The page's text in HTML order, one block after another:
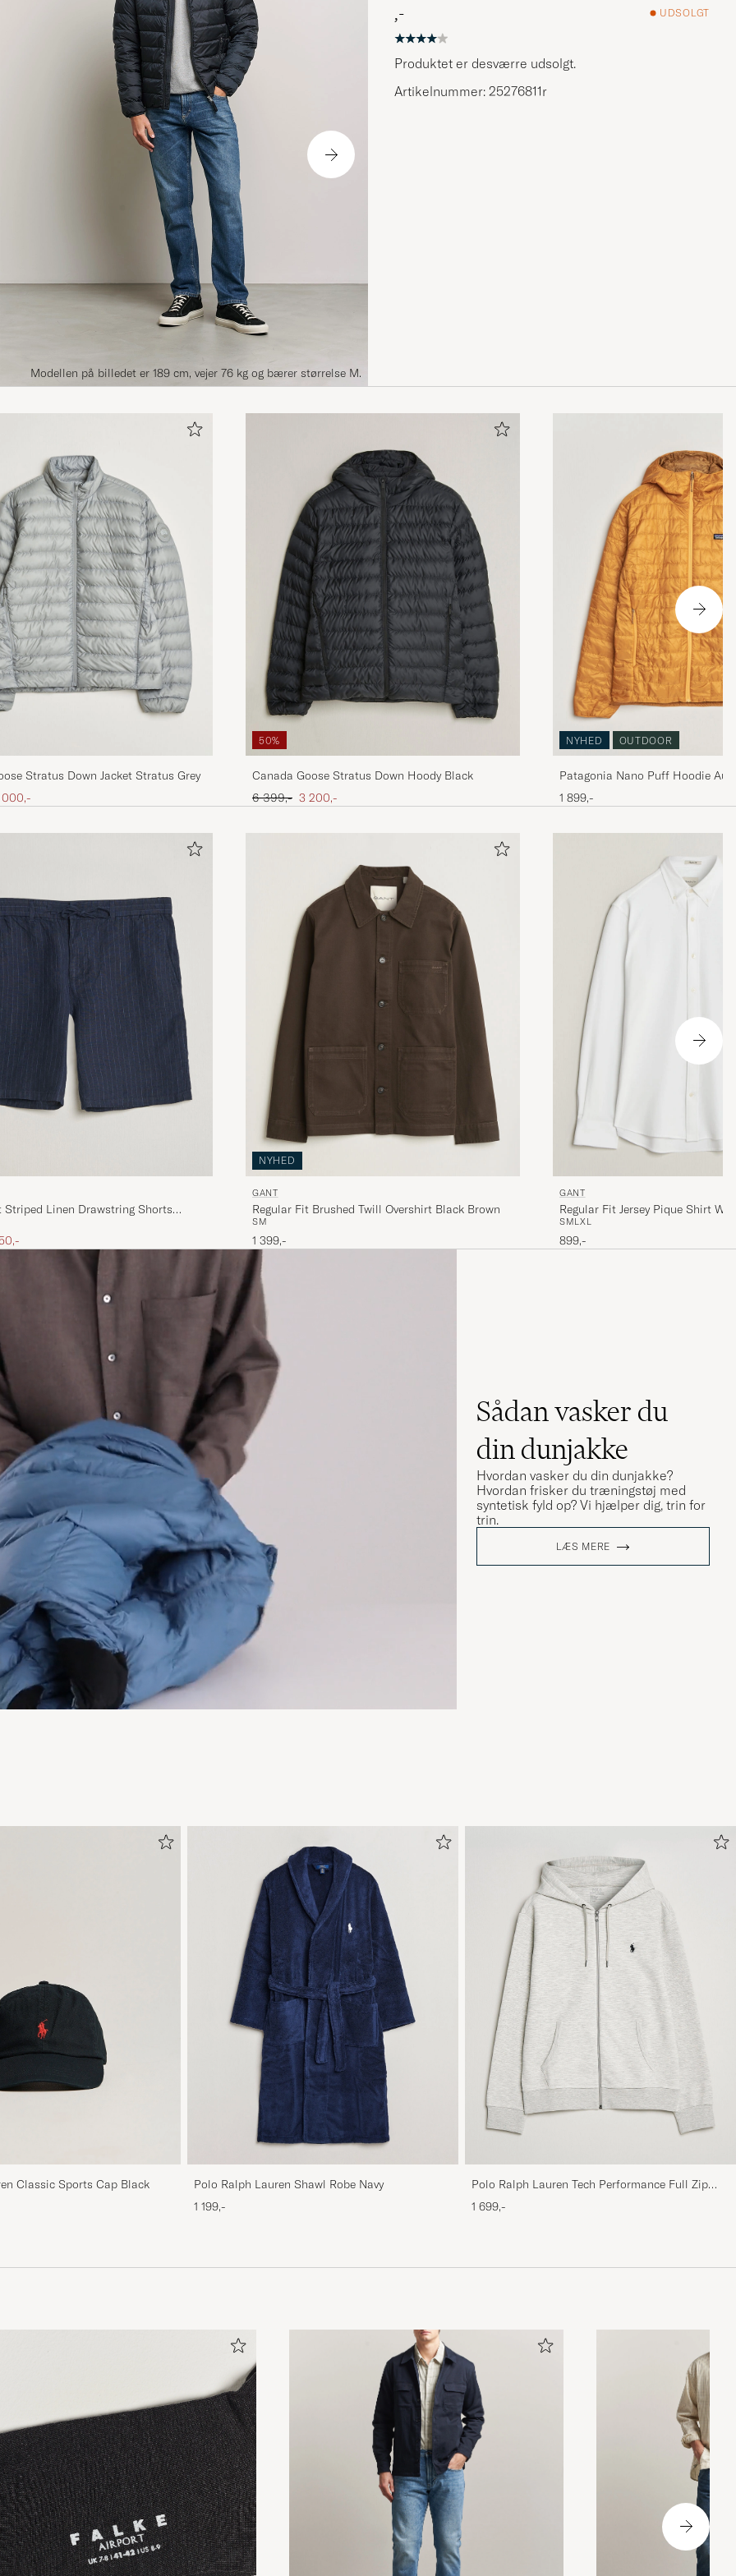
Modellen på billedet er 189 cm, vejer 76 kg og bærer størrelse M.
,-
UDSOLGT
Produktet er desværre udsolgt.
Artikelnummer: 25276811r
Stratus Down Jacket Stratus Grey
pris
50%
Canada Goose Stratus Down Hoody Black
Ordinary pris
6 399,- Nedsat pris
3 200,-
NYHED OUTDOOR
Patagonia Nano Puff Hoodie
1 899,-
Striped Linen Drawstring Shorts
pris
NYHED
GANT
Regular Fit Brushed Twill Overshirt Black Brown
SM
1 399,-
GANT
Regular Fit Jersey Pique Shirt
SMLXL
899,-
Sådan vasker du
din dunjakke
Hvordan vasker du din dunjakke?
Hvordan frisker du træningstøj med
syntetisk fyld op? Vi hjælper dig, trin for
trin.
LÆS MERE
Classic Sports Cap Black
Polo Ralph Lauren Shawl Robe Navy
1 199,-
Polo Ralph Lauren Tech Performance Full Zip
Light Sport Heather
1 699,-